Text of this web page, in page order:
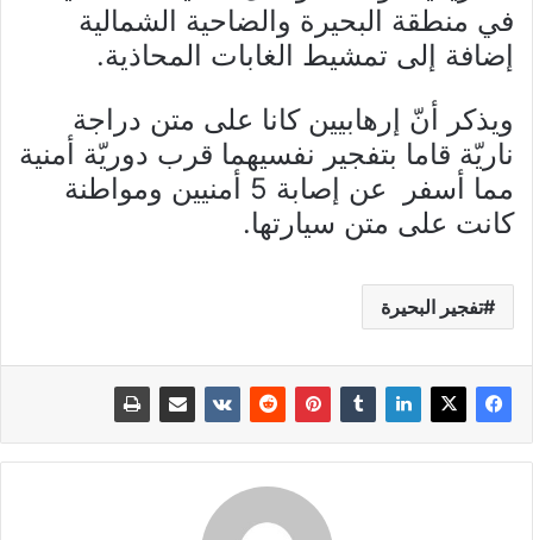
في منطقة البحيرة والضاحية الشمالية
إضافة إلى تمشيط الغابات المحاذية.
ويذكر أنّ إرهابيين كانا على متن دراجة
ناريّة قاما بتفجير نفسيهما قرب دوريّة أمنية
مما أسفر عن إصابة 5 أمنيين ومواطنة
كانت على متن سيارتها.
تفجير البحيرة